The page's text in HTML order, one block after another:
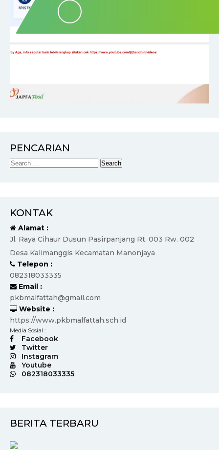
PENCARIAN
KONTAK
Alamat :
Jl. Raya Cihaur Dusun Pasirpanjang Rt. 003 Rw. 002
Desa Kalimanggis Kecamatan Manonjaya
Telepon :
082318033335
Email :
pkbmalfattah@gmail.com
Website :
https://www.pkbmalfattah.sch.id
Media Sosial :
Facebook
Twitter
Instagram
Youtube
082318033335
BERITA TERBARU